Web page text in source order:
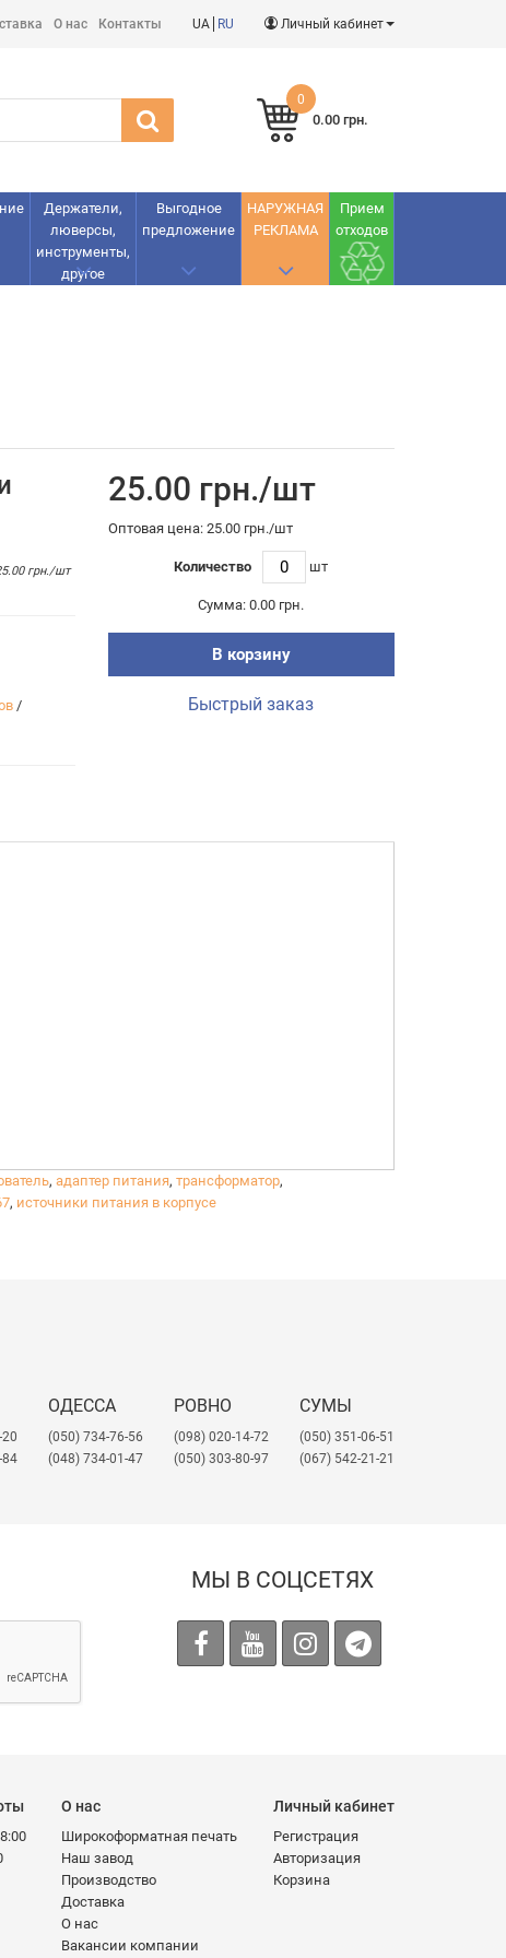
О нас Контакты UA RU Личный кабинет
0
0.00 грн.
Держатели,
люверсы,
инструменты,
другое
Выгодное
предложение
НАРУЖНАЯ
РЕКЛАМА
Прием
отходов
грн./шт
/
25.00 грн./шт
Оптовая цена: 25.00 грн./шт
Количество шт
Сумма: 0.00 грн.
В корзину
Быстрый заказ
, адаптер питания, трансформатор,
, источники питания в корпусе
84
ОДЕССА
(050) 734-76-56
(048) 734-01-47
РОВНО
(098) 020-14-72
(050) 303-80-97
СУМЫ
(050) 351-06-51
(067) 542-21-21
МЫ В СОЦСЕТЯХ
О нас
Широкоформатная печать
Наш завод
Производство
Доставка
О нас
Вакансии компании
Личный кабинет
Регистрация
Авторизация
Корзина